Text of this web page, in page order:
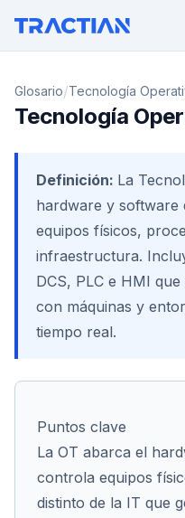
Glosario/Tecnología
Tecnología
Definición: La
hardware y
equipos físicos,
infraestructura.
DCS, PLC e HMI
con máquinas y
tiempo real.
Puntos clave
La OT abarca el
controla equipos
distinto de la IT que